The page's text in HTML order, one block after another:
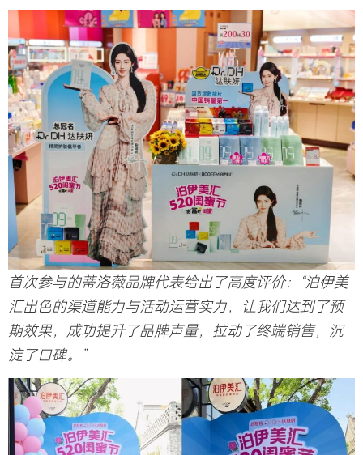
首次参与的蒂洛薇品牌代表给出了高度评价：“泊伊美
汇出色的渠道能力与活动运营实力，让我们达到了预
期效果，成功提升了品牌声量，拉动了终端销售，沉
淀了口碑。”